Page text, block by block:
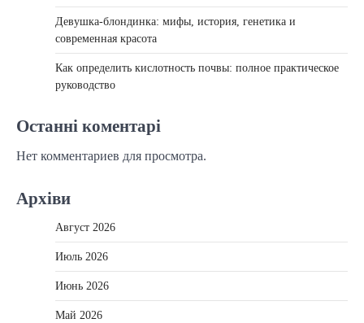
Девушка-блондинка: мифы, история, генетика и
современная красота
Как определить кислотность почвы: полное практическое
руководство
Останні коментарі
Нет комментариев для просмотра.
Архіви
Август 2026
Июль 2026
Июнь 2026
Май 2026